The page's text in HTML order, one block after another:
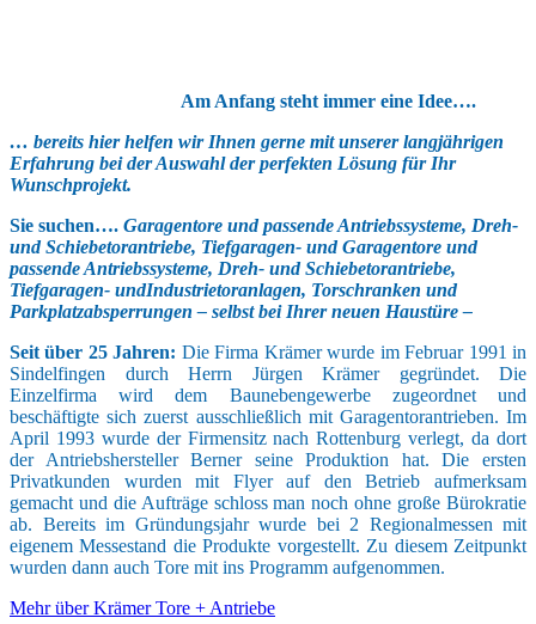
Am Anfang steht immer eine Idee….
… bereits hier helfen wir Ihnen gerne mit unserer langjährigen
Erfahrung bei der Auswahl der perfekten Lösung für Ihr
Wunschprojekt.
Sie suchen…. Garagentore und passende Antriebssysteme, Dreh-
und Schiebetorantriebe, Tiefgaragen- und Garagentore und
passende Antriebssysteme, Dreh- und Schiebetorantriebe,
Tiefgaragen- undIndustrietoranlagen, Torschranken und
Parkplatzabsperrungen – selbst bei Ihrer neuen Haustüre –
Seit über 25 Jahren: Die Firma Krämer wurde im Februar 1991 in
Sindelfingen durch Herrn Jürgen Krämer gegründet. Die
Einzelfirma wird dem Baunebengewerbe zugeordnet und
beschäftigte sich zuerst ausschließlich mit Garagentorantrieben. Im
April 1993 wurde der Firmensitz nach Rottenburg verlegt, da dort
der Antriebshersteller Berner seine Produktion hat. Die ersten
Privatkunden wurden mit Flyer auf den Betrieb aufmerksam
gemacht und die Aufträge schloss man noch ohne große Bürokratie
ab. Bereits im Gründungsjahr wurde bei 2 Regionalmessen mit
eigenem Messestand die Produkte vorgestellt. Zu diesem Zeitpunkt
wurden dann auch Tore mit ins Programm aufgenommen.
Mehr über Krämer Tore + Antriebe